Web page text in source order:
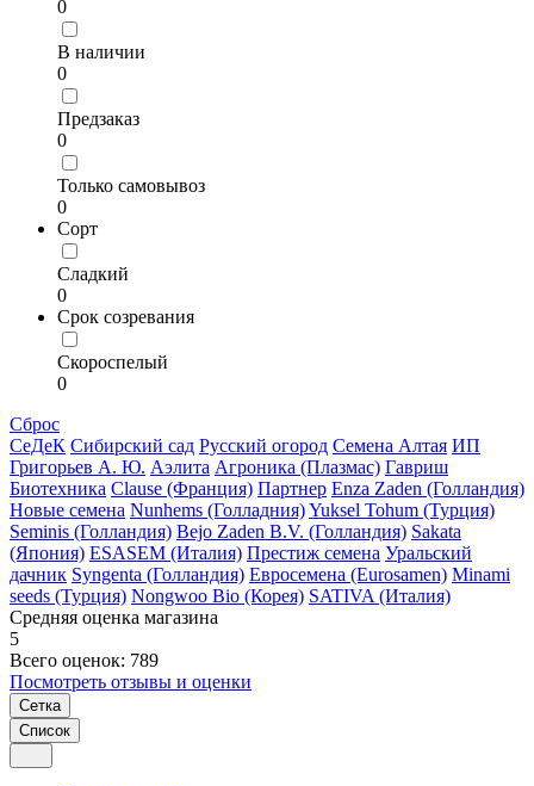
0
В наличии
0
Предзаказ
0
Только самовывоз
0
Сорт
Сладкий
0
Срок созревания
Скороспелый
0
Сброс
СеДеК Сибирский сад Русский огород Семена Алтая ИП
Григорьев А. Ю. Аэлита Агроника (Плазмас) Гавриш
Биотехника Clause (Франция) Партнер Enza Zaden (Голландия)
Новые семена Nunhems (Голладния)Yuksel Tohum (Турция)
Seminis (Голландия) Bejo Zaden B.V. (Голландия) Sakata
(Япония) ESASEM (Италия) Престиж семена Уральский
дачник Syngenta (Голландия) Евросемена (Eurosamen) Minami
seeds (Турция) Nongwoo Bio (Корея) SATIVA (Италия)
Средняя оценка магазина
5
Всего оценок: 789
Посмотреть отзывы и оценки
Сетка
Список